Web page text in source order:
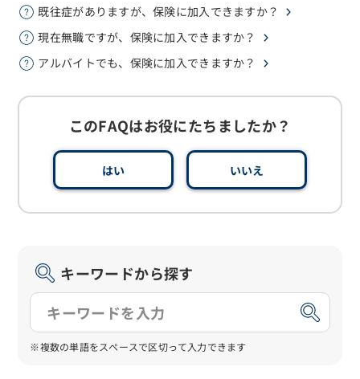
既往症がありますが、保険に加入できますか？
現在無職ですが、保険に加入できますか？
アルバイトでも、保険に加入できますか？
このFAQはお役にたちましたか？
はい いいえ
キーワードから探す
※複数の単語をスペースで区切って入力できます